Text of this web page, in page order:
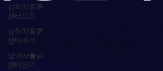
상하차물류
센터모집
상하차물류
센터초보
상하차물류
센터단기